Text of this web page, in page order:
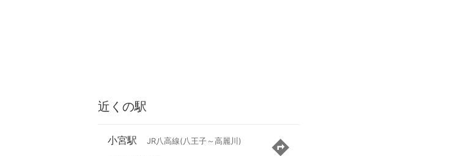
近くの駅
小宮駅 JR八高線(八王子～高麗川)